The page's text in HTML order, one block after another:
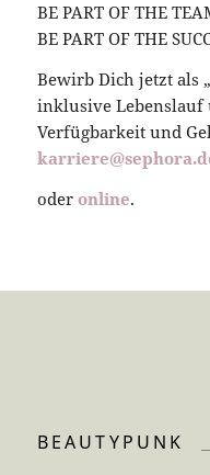
BE PART OF THE
BE PART OF THE
Bewirb Dich jetzt als
inklusive Lebenslauf
Verfügbarkeit und
oder online.
BEAUTYPUNK